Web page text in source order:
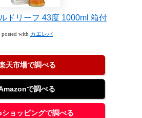
ドリーフ 43度 1000ml 箱付
posted with カエレバ
天市場で調べる
で調べる
ョッピングで調べる